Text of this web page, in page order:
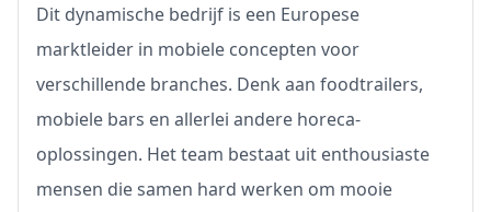
Dit dynamische bedrijf is een Europese
marktleider in mobiele concepten voor
verschillende branches. Denk aan foodtrailers,
mobiele bars en allerlei andere horeca-
oplossingen. Het team bestaat uit enthousiaste
mensen die samen hard werken om mooie